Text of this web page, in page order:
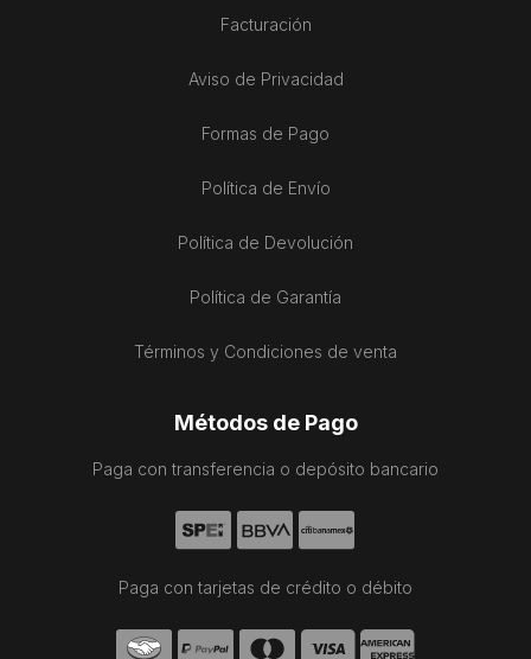
Facturación
Aviso de Privacidad
Formas de Pago
Política de Envío
Política de Devolución
Política de Garantía
Términos y Condiciones de venta
Métodos de Pago
Paga con transferencia o depósito bancario
Paga con tarjetas de crédito o débito